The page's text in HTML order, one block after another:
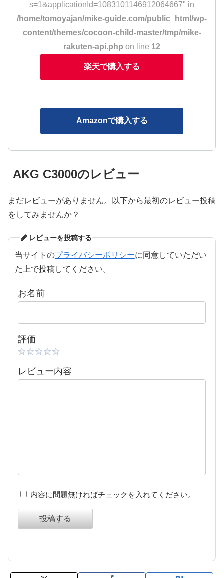
s=1&applicationId=1083101146912064667" in
/home/tomoyajan/mike-guide.com/public_html/wp-
content/themes/cocoon-child-master/tmp/mike-
rakuten-api.php on line 12
楽天で購入する
Amazonで購入する
AKG C3000のレビュー
まだレビューがありません。以下から最初のレビュー投稿
をしてみませんか？
レビューを投稿する
当サイトのプライバシーポリシーに同意していただい
た上で投稿してください。
お名前
評価
レビュー内容
内容に問題無ければチェックを入れてください。
投稿する